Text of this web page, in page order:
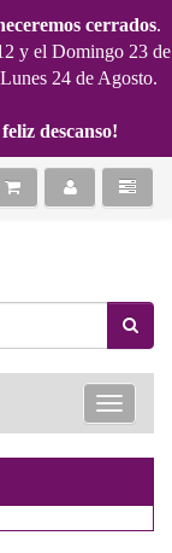
cerrados.
y el Domingo 23 de
24 de Agosto.
descanso!
Toggle